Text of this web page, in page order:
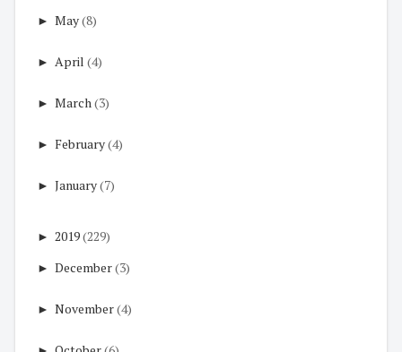
► May(8)
► April (4)
► March(3)
► February(4)
► January(7)
► 2019(229)
► December(3)
► November(4)